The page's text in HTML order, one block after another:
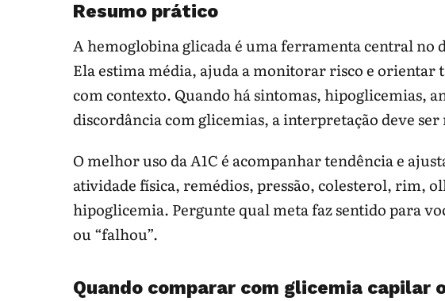
Resumo prático
A hemoglobina glicada é uma ferramenta central no
Ela estima média, ajuda a monitorar risco e orientar
com contexto. Quando há sintomas, hipoglicemias,
discordância com glicemias, a interpretação deve ser
O melhor uso da A1C é acompanhar tendência e
atividade física, remédios, pressão, colesterol, rim,
hipoglicemia. Pergunte qual meta faz sentido para
ou “falhou”.
Quando comparar com glicemia capilar